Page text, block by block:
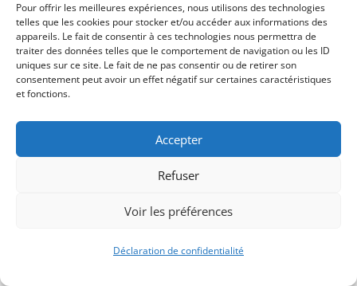
Pour offrir les meilleures expériences, nous utilisons des technologies
telles que les cookies pour stocker et/ou accéder aux informations des
appareils. Le fait de consentir à ces technologies nous permettra de
traiter des données telles que le comportement de navigation ou les ID
uniques sur ce site. Le fait de ne pas consentir ou de retirer son
consentement peut avoir un effet négatif sur certaines caractéristiques
et fonctions.
Accepter
Refuser
Voir les préférences
Déclaration de confidentialité
Signify-Child ByClub Photo IUT Vannes @2025